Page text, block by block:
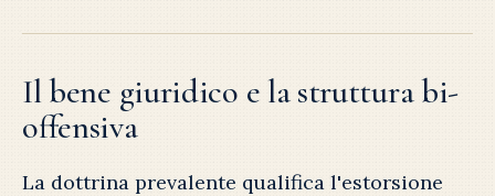
Il bene giuridico e la struttura bi-
offensiva
La dottrina prevalente qualifica l'estorsione